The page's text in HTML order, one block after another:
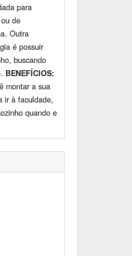
para
de
Outra
é possuir
buscando
BENEFÍCIOS:
montar a sua
ir à faculdade,
quando e